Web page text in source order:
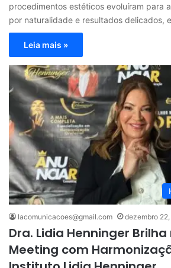
procedimentos estéticos evoluíram para
por naturalidade e resultados delicados,
Leia mais »
lacomunicacoes@gmail.com dezembro
Dra. Lidia Henninger Brilha
Meeting com